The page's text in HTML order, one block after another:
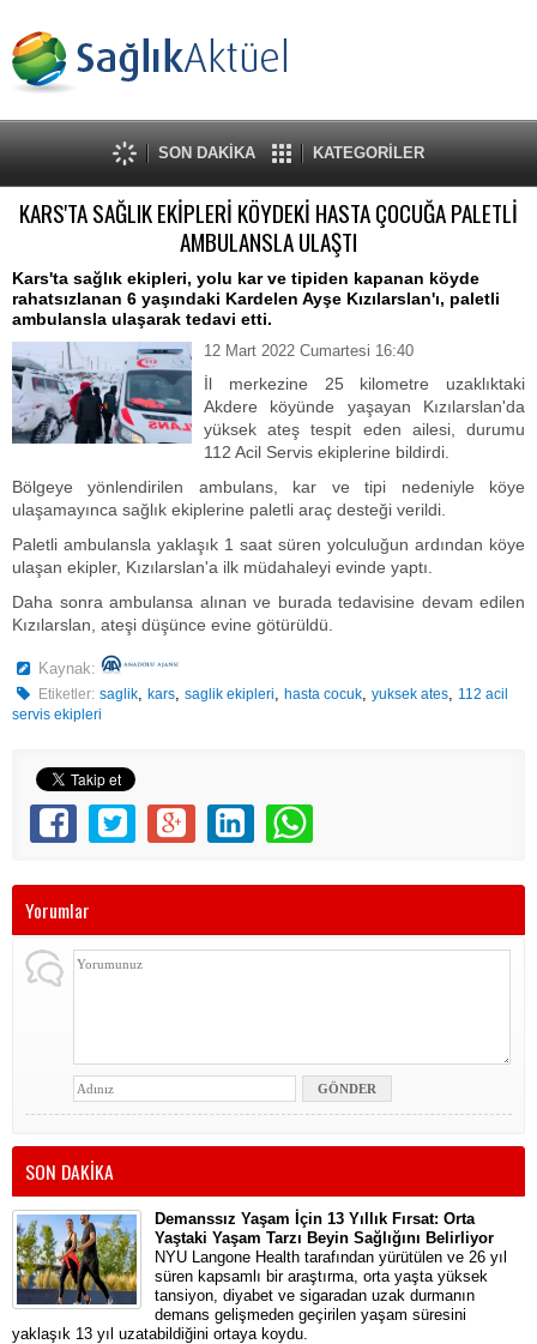
SON DAKİKA KATEGORİLER
KARS'TA SAĞLIK EKİPLERİ KÖYDEKİ HASTA ÇOCUĞA PALETLİ
AMBULANSLA ULAŞTI
Kars'ta sağlık ekipleri, yolu kar ve tipiden kapanan köyde
rahatsızlanan 6 yaşındaki Kardelen Ayşe Kızılarslan'ı, paletli
ambulansla ulaşarak tedavi etti.
12 Mart 2022 Cumartesi 16:40
İl merkezine 25 kilometre uzaklıktaki
Akdere köyünde yaşayan Kızılarslan'da
yüksek ateş tespit eden ailesi, durumu
112 Acil Servis ekiplerine bildirdi.
Bölgeye yönlendirilen ambulans, kar ve tipi nedeniyle köye
ulaşamayınca sağlık ekiplerine paletli araç desteği verildi.
Paletli ambulansla yaklaşık 1 saat süren yolculuğun ardından köye
ulaşan ekipler, Kızılarslan'a ilk müdahaleyi evinde yaptı.
Daha sonra ambulansa alınan ve burada tedavisine devam edilen
Kızılarslan, ateşi düşünce evine götürüldü.
Kaynak:
Etiketler: saglik,kars,saglik ekipleri,hasta cocuk,yuksek ates, 112 acil
servis ekipleri
Yorumlar
SON DAKİKA
Demanssız Yaşam İçin 13 Yıllık Fırsat: Orta
Yaştaki Yaşam Tarzı Beyin Sağlığını Belirliyor
NYU Langone Health tarafından yürütülen ve 26 yıl
süren kapsamlı bir araştırma, orta yaşta yüksek
tansiyon, diyabet ve sigaradan uzak durmanın
demans gelişmeden geçirilen yaşam süresini
yaklaşık 13 yıl uzatabildiğini ortaya koydu.